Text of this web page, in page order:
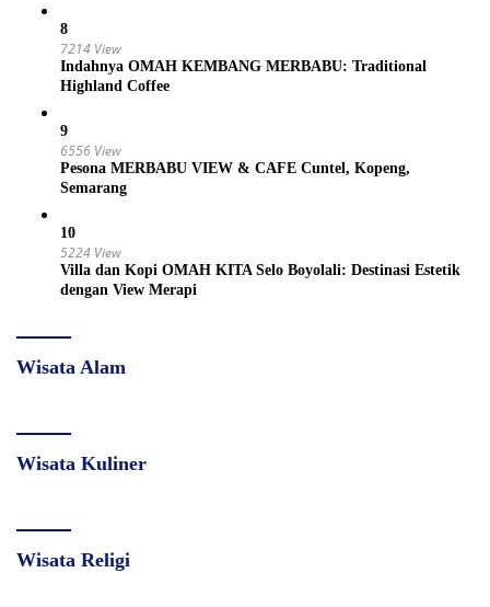
8
7214 View
Indahnya OMAH KEMBANG MERBABU: Traditional
Highland Coffee
9
6556 View
Pesona MERBABU VIEW & CAFE Cuntel, Kopeng,
Semarang
10
5224 View
Villa dan Kopi OMAH KITA Selo Boyolali: Destinasi Estetik
dengan View Merapi
Wisata Alam
Wisata Kuliner
Wisata Religi